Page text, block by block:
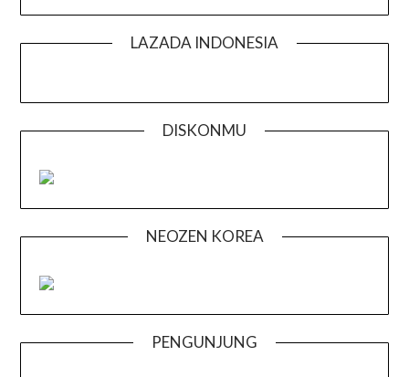
LAZADA INDONESIA
DISKONMU
NEOZEN KOREA
PENGUNJUNG